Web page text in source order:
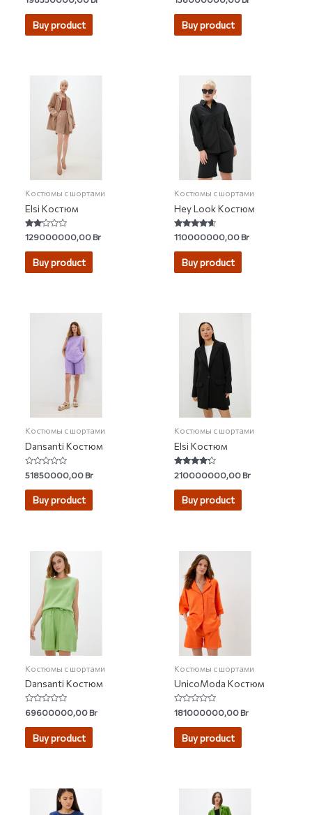
0
out
Buy product
3.60
out of 5
Buy product
Костюмы с шортами
Elsi Костюм
Rated
2.00
out
of 5
129000000,00Br
Buy product
Костюмы с шортами
Hey Look Костюм
Rated
4.40
out of 5
110000000,00Br
Buy product
Костюмы с шортами
Dansanti Костюм
Rated
0
out
51850000,00Br
Buy product
Костюмы с шортами
Elsi Костюм
Rated
4.00
out of 5
210000000,00Br
Buy product
Костюмы с шортами
Dansanti Костюм
Rated
0
out
69600000,00Br
Buy product
Костюмы с шортами
UnicoModa Костюм
Rated
0
out
181000000,00Br
Buy product